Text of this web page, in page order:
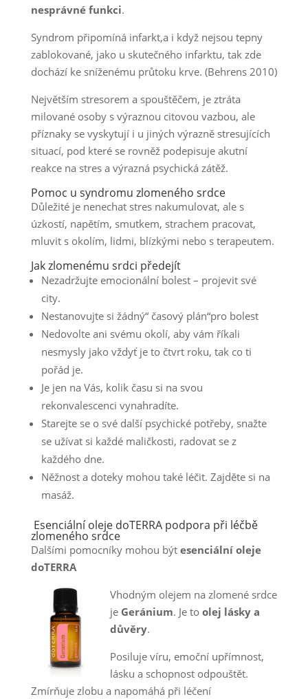
nesprávné funkci.
Syndrom připomíná infarkt,a i když nejsou tepny
zablokované, jako u skutečného infarktu, tak zde
dochází ke sníženému průtoku krve. (Behrens 2010)
Největším stresorem a spouštěčem, je ztráta
milované osoby s výraznou citovou vazbou, ale
příznaky se vyskytují i u jiných výrazně stresujících
situací, pod které se rovněž podepisuje akutní
reakce na stres a výrazná psychická zátěž.
Pomoc u syndromu zlomeného srdce
Důležité je nenechat stres nakumulovat, ale s
úzkostí, napětím, smutkem, strachem pracovat,
mluvit s okolím, lidmi, blízkými nebo s terapeutem.
Jak zlomenému srdci předejít
Nezadržujte emocionální bolest – projevit své
city.
Nestanovujte si žádný“ časový plán“pro bolest
Nedovolte ani svému okolí, aby vám říkali
nesmysly jako vždyť je to čtvrt roku, tak co ti
pořád je.
Je jen na Vás, kolik času si na svou
rekonvalescenci vynahradíte.
Starejte se o své další psychické potřeby, snažte
se užívat si každé maličkosti, radovat se z
každého dne.
Něžnost a doteky mohou také léčit. Zajděte si na
masáž.
Esenciální oleje doTERRA podpora při léčbě
zlomeného srdce
Dalšími pomocníky mohou být esenciální oleje
doTERRA
Vhodným olejem na zlomené srdce
je Geránium. Je to olej lásky a
důvěry.
Posiluje víru, emoční upřímnost,
lásku a schopnost odpouštět.
Zmírňuje zlobu a napomáhá při léčení